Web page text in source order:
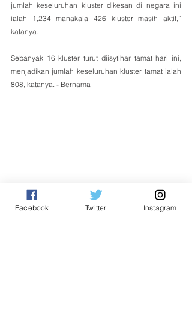
jumlah keseluruhan kluster dikesan di negara ini
ialah 1,234 manakala 426 kluster masih aktif,”
katanya.
Sebanyak 16 kluster turut diisytihar tamat hari ini,
menjadikan jumlah keseluruhan kluster tamat ialah
808, katanya. - Bernama
Facebook Twitter Instagram